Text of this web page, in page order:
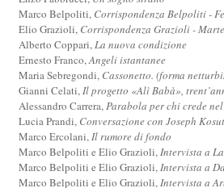
Marco Belpoliti, Corrispondenza Belpoliti -
Elio Grazioli, Corrispondenza Grazioli -
Alberto Coppari,La nuova condizione
Ernesto Franco,Angeli istantanee
Maria Sebregondi, Cassonetto. (forma
Gianni Celati,Il progetto «Alì Babà»,
Alessandro Carrera,Parabola per chi crede
Lucia Prandi, Conversazione con Joseph
Marco Ercolani,Il rumore di fondo
Marco Belpoliti e Elio Grazioli,Intervista a
Marco Belpoliti e Elio Grazioli,Intervista a
Marco Belpoliti e Elio Grazioli,Intervista a